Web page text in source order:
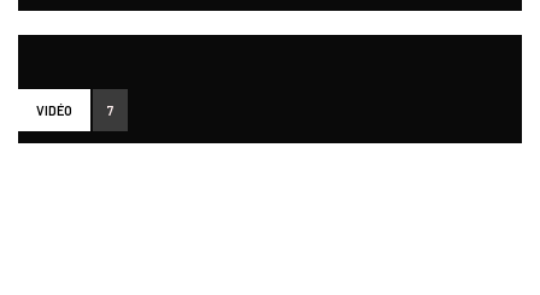
VIDÉO 7